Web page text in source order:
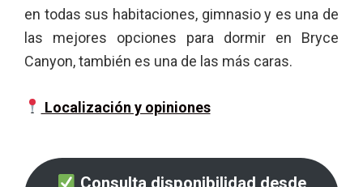
en todas sus habitaciones, gimnasio y es una de
las mejores opciones para dormir en Bryce
Canyon, también es una de las más caras.
Localización y opiniones
Consulta disponibilidad desde